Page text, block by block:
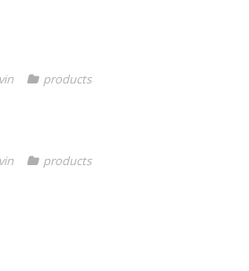
products
products